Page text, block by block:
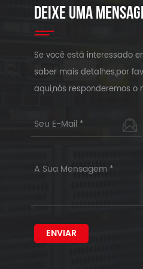
DEIXE UMA
Se você está interessado
saber mais detalhes,por
aqui,nós responderemos o